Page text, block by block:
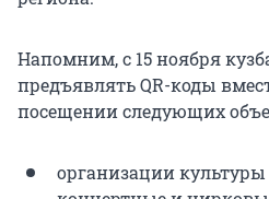
Напомним, с 15 ноября
предъявлять QR-коды
посещении следующих
организации